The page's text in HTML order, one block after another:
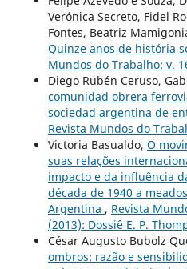
Verónica Secreto, Fidel
Fontes, Beatriz
Quinze anos de história
Mundos do Trabalho: v.
Diego Rubén Ceruso,
comunidad obrera
sociedad argentina de
Revista Mundos do
Victoria Basualdo, O
suas relações
impacto e da influência
década de 1940 a
Argentina , Revista
(2013): Dossiê E. P.
César Augusto Bubolz
ombros: razão e